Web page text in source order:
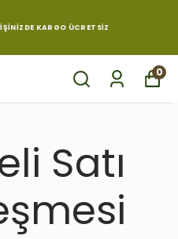
KARGO ÜCRETSIZ
0
Satı